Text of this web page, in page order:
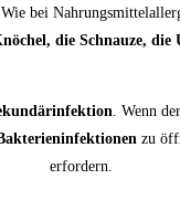
bei
die Schnauze,
. Wenn
zu
erfordern.